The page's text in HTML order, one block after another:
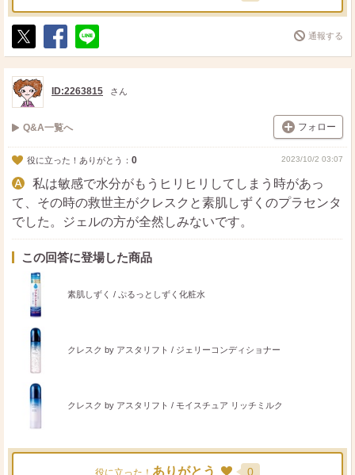
ポ
ス
ト
シ
ェ
送
る
通報する
ID:2263815 さん
Q&A一覧へ フォロー
役に立った！ありがとう： 0 2023/10/2 03:07
私は敏感で水分がもうヒリヒリしてしまう時があっ
て、その時の救世主がクレスクと素肌しずくのプラセンタ
でした。ジェルの方が全然しみないです。
この回答に登場した商品
素肌しずく / ぷるっとしずく化粧水
クレスク by アスタリフト / ジェリーコンディショナー
クレスク by アスタリフト / モイスチュア リッチミルク
役に立った！ ありがとう 0